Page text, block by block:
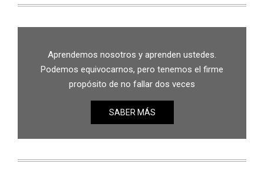
Aprendemos nosotros y aprenden ustedes.
Podemos equivocarnos, pero tenemos el firme
propósito de no fallar dos veces
SABER MÁS